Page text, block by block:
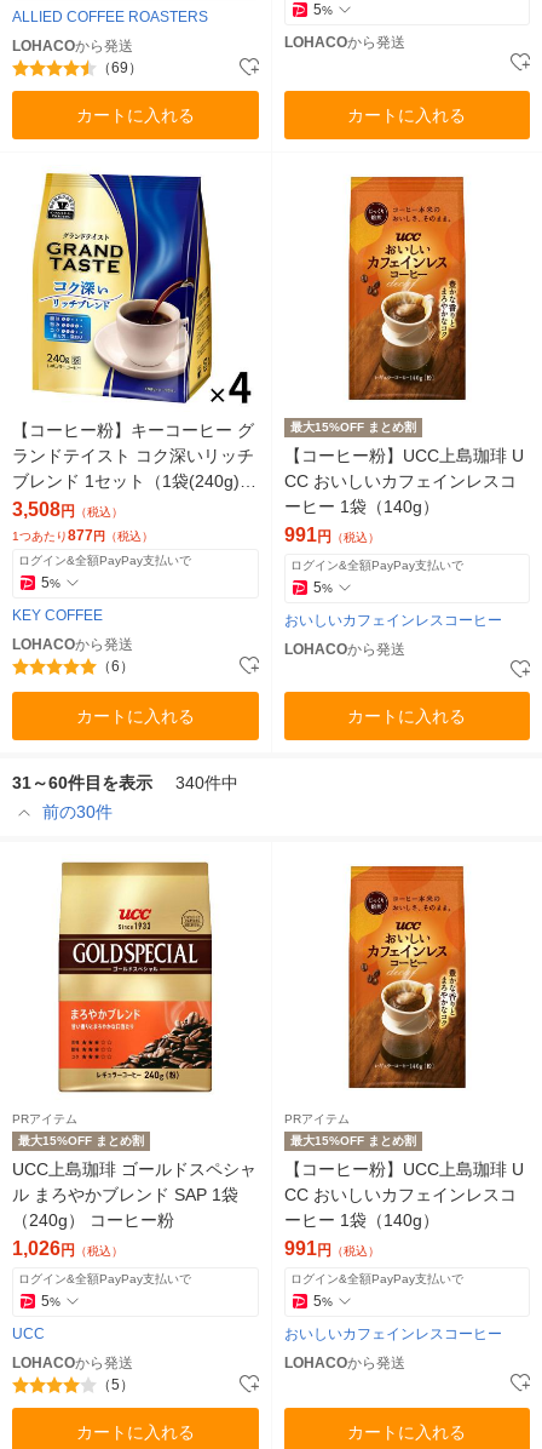
ALLIED COFFEE ROASTERS
LOHACOから発送
（69）
カートに入れる
5%
LOHACOから発送
カートに入れる
【コーヒー粉】キーコーヒー グ
ランドテイスト コク深いリッチ
ブレンド 1セット（1袋(240g)×
4）
3,508円 （税込）
1つあたり877円 （税込）
ログイン&全額PayPay支払いで
5%
KEY COFFEE
LOHACOから発送
（6）
カートに入れる
最大15%OFF まとめ割
【コーヒー粉】UCC上島珈琲 U
CC おいしいカフェインレスコ
ーヒー 1袋（140g）
991円 （税込）
ログイン&全額PayPay支払いで
5%
おいしいカフェインレスコーヒー
LOHACOから発送
カートに入れる
31～60件目を表示
340件中
前の30件
PRアイテム
最大15%OFF まとめ割
UCC上島珈琲 ゴールドスペシャ
ル まろやかブレンド SAP 1袋
（240g） コーヒー粉
1,026円 （税込）
ログイン&全額PayPay支払いで
5%
UCC
LOHACOから発送
（5）
カートに入れる
PRアイテム
最大15%OFF まとめ割
【コーヒー粉】UCC上島珈琲 U
CC おいしいカフェインレスコ
ーヒー 1袋（140g）
991円 （税込）
ログイン&全額PayPay支払いで
5%
おいしいカフェインレスコーヒー
LOHACOから発送
カートに入れる